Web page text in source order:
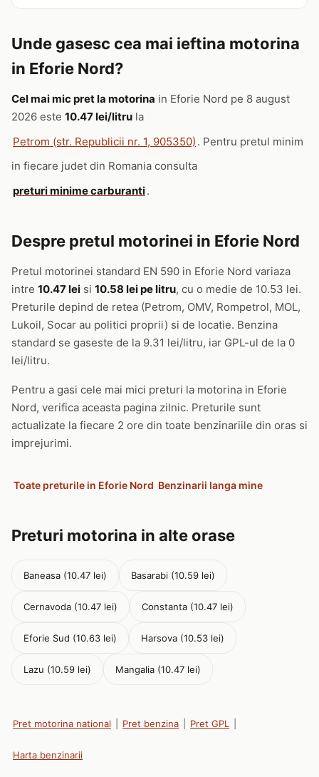
Unde gasesc cea mai ieftina motorina
in Eforie Nord?
Cel mai mic pret la motorina in Eforie Nord pe 8 august
2026 este 10.47 lei/litru la
Petrom (str. Republicii nr. 1, 905350) . Pentru pretul minim
in fiecare judet din Romania consulta
preturi minime carburanti.
Despre pretul motorinei in Eforie Nord
Pretul motorinei standard EN 590 in Eforie Nord variaza
intre 10.47 lei si 10.58 lei pe litru, cu o medie de 10.53 lei.
Preturile depind de retea (Petrom, OMV, Rompetrol, MOL,
Lukoil, Socar au politici proprii) si de locatie. Benzina
standard se gaseste de la 9.31 lei/litru, iar GPL-ul de la 0
lei/litru.
Pentru a gasi cele mai mici preturi la motorina in Eforie
Nord, verifica aceasta pagina zilnic. Preturile sunt
actualizate la fiecare 2 ore din toate benzinariile din oras si
imprejurimi.
Toate preturile in Eforie Nord Benzinarii langa mine
Preturi motorina in alte orase
Baneasa (10.47 lei) Basarabi (10.59 lei)
Cernavoda (10.47 lei) Constanta (10.47 lei)
Eforie Sud (10.63 lei) Harsova (10.53 lei)
Lazu (10.59 lei) Mangalia (10.47 lei)
Pret motorina national Pret benzina Pret GPL
Harta benzinarii